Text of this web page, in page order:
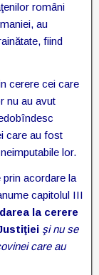
români
au
fiind
cerere cei care
nu au avut
care au fost
lor.
acordare la
capitolul III
la cerere
şi nu se
care au